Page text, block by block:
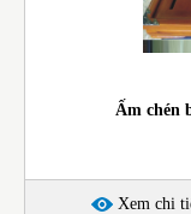
Ấm chén
Xem chi